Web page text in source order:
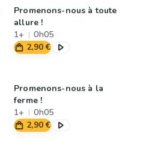
Promenons-nous à toute
allure !
1+
0h05
2,90 €
Promenons-nous à la
ferme !
1+
0h05
2,90 €